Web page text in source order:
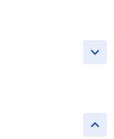
keyboard_arrow_down
keyboard_arrow_up